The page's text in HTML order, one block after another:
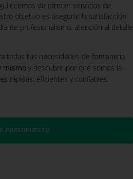
de ofrecer servicios de
objetivo es asegurar la satisfacción
profesionalismo, atención al detalle
todas tus necesidades de fontanería
mismo y descubre por qué somos la
rápidas, eficientes y confiables.
PRESUPUESTO